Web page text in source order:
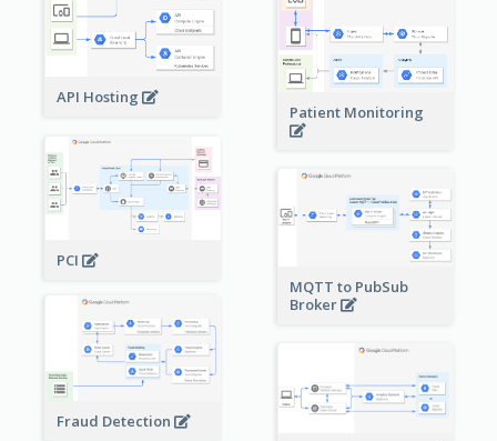
Patient Monitoring
API Hosting
PCI
MQTT to PubSub
Broker
Fraud Detection